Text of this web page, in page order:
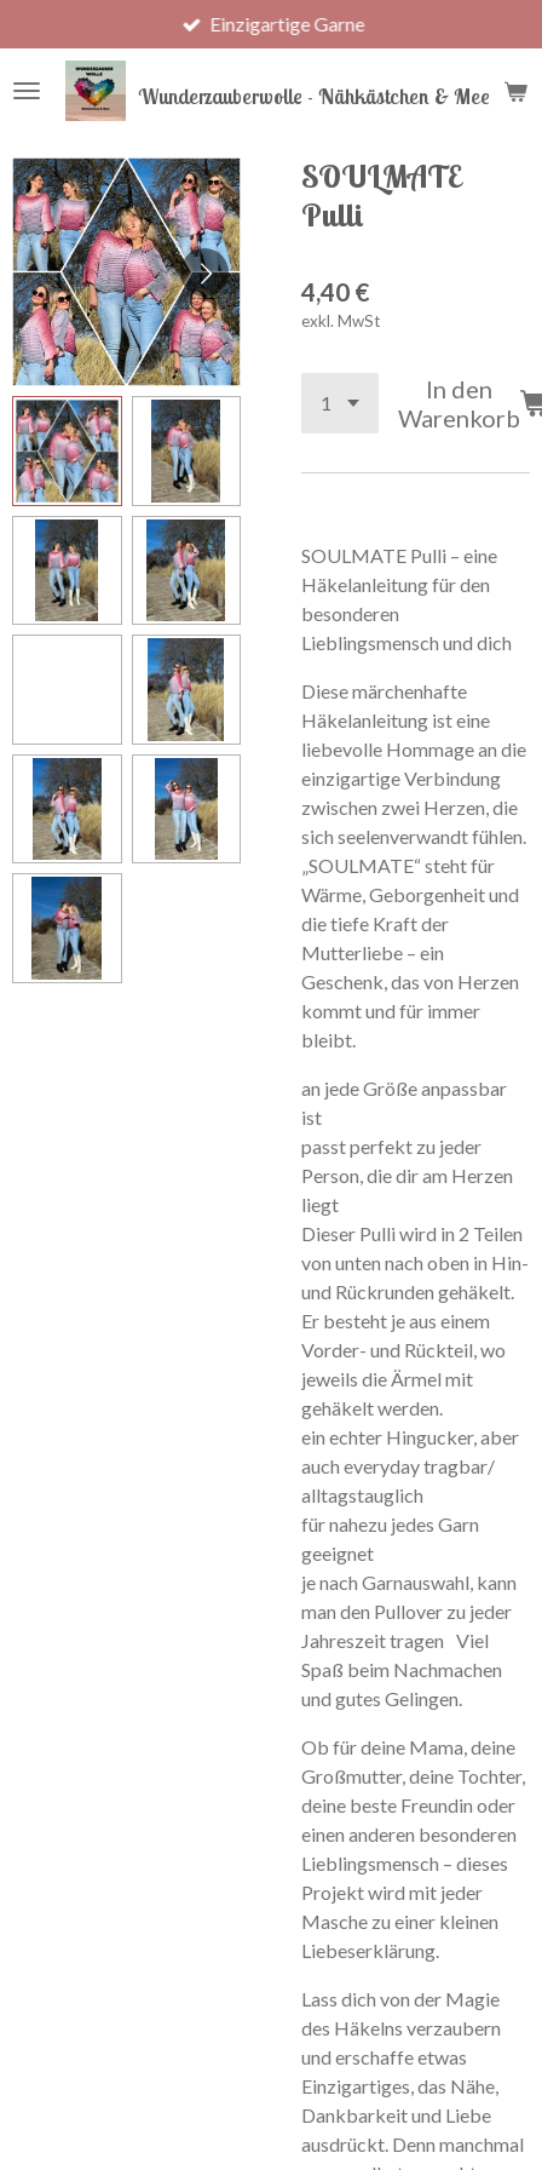
Hauptinhalt
springen
Wunderzauberwolle - Nähkästchen & Meer
Einzigartige Garne
SOULMATE
Pulli
4,40 €
exkl. MwSt
In den
Warenkorb
SOULMATE Pulli – eine
Häkelanleitung für den
besonderen
Lieblingsmensch und dich
Diese märchenhafte
Häkelanleitung ist eine
liebevolle Hommage an die
einzigartige Verbindung
zwischen zwei Herzen, die
sich seelenverwandt fühlen.
„SOULMATE“ steht für
Wärme, Geborgenheit und
die tiefe Kraft der
Mutterliebe – ein
Geschenk, das von Herzen
kommt und für immer
bleibt.
an jede Größe anpassbar
ist
passt perfekt zu jeder
Person, die dir am Herzen
liegt
Dieser Pulli wird in 2 Teilen
von unten nach oben in Hin-
und Rückrunden gehäkelt.
Er besteht je aus einem
Vorder- und Rückteil, wo
jeweils die Ärmel mit
gehäkelt werden.
ein echter Hingucker, aber
auch everyday tragbar/
alltagstauglich
für nahezu jedes Garn
geeignet
je nach Garnauswahl, kann
man den Pullover zu jeder
Jahreszeit tragen Viel
Spaß beim Nachmachen
und gutes Gelingen.
Ob für deine Mama, deine
Großmutter, deine Tochter,
deine beste Freundin oder
einen anderen besonderen
Lieblingsmensch – dieses
Projekt wird mit jeder
Masche zu einer kleinen
Liebeserklärung.
Lass dich von der Magie
des Häkelns verzaubern
und erschaffe etwas
Einzigartiges, das Nähe,
Dankbarkeit und Liebe
ausdrückt. Denn manchmal